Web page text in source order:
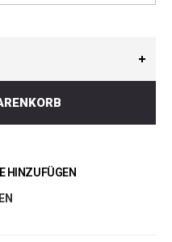
HINZUFÜGEN